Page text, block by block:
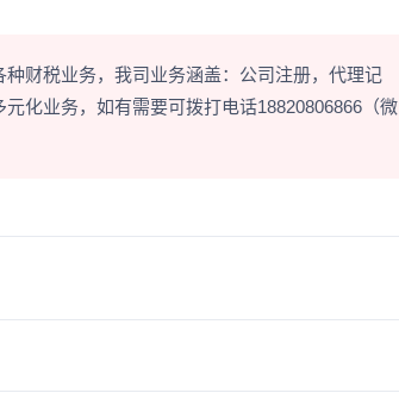
种财税业务，我司业务涵盖：公司注册，代理记
化业务，如有需要可拨打电话18820806866（微